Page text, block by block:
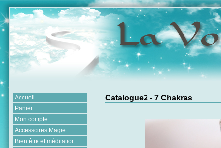
Accueil
Panier
Mon compte
Accessoires Magie
Bien être et méditation
Catalogue2 - 7 Chakras